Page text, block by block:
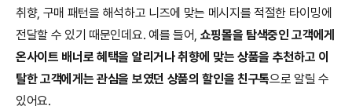
취향, 구매 패턴을 해석하고 니즈에 맞는 메시지를 적절한 타이밍에
전달할 수 있기 때문인데요. 예를 들어, 쇼핑몰을 탐색중인 고객에게
온사이트 배너로 혜택을 알리거나 취향에 맞는 상품을 추천하고 이
탈한 고객에게는 관심을 보였던 상품의 할인을 친구톡으로 알릴 수
있어요.